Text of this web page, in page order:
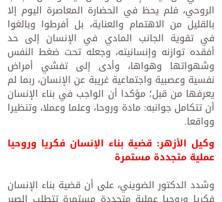
الروحي، فلم يحظ في الحضارة المعاصرة اليوم إلا
بالقليل من الاهتمام والعناية، بل أفرطوا وبالغوا
في تقوية الجانب المادي في الإنسان إلى حد
أفقده توازنه وإنسانيته، وجعله تحت ضغط النفس
وشهواتها وهواها، وأدى إلى تفشي أمراض
نفسية وعصبية واجتماعية غريبة عن الإنسان، ربما لم
يعرفها من قبل؛ مؤكدا أن الواجب في بناء الإنسان
أن تتكامل جوانبه: مادة وروحا، وعلما وعملا، وتنظيرا
وواقعا.
وكيل الأزهر: قضية بناء الإنسان فكريا وروحيا
عملية متجددة مستمرة
وشدد الدكتور الضويني، على أن قضية بناء الإنسان